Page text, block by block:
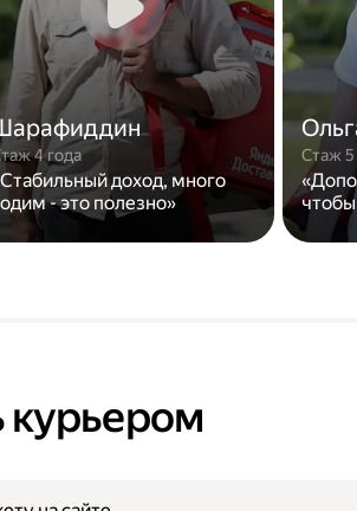
4 года
доход, много
- это полезно»
Стаж 5
курьером